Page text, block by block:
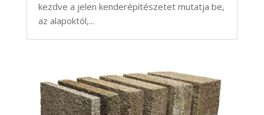
kezdve a jelen kenderépítészetet mutatja be,
az alapoktól,...